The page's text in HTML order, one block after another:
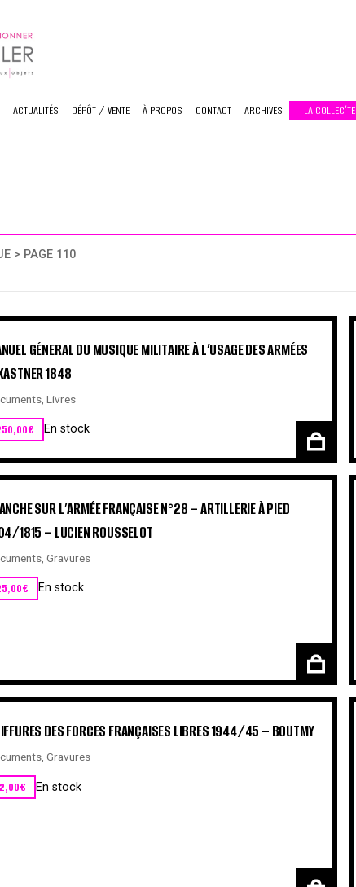
ACTUALITÉS DÉPÔT / VENTE À PROPOS CONTACT ARCHIVES LA COLLEC’TE
> PAGE 110
GÉNERAL DU MUSIQUE MILITAIRE À L’USAGE DES ARMÉES
1848
Livres
€ En stock
SUR L’ARMÉE FRANÇAISE N°28 – ARTILLERIE À PIED
1815 – LUCIEN ROUSSELOT
Gravures
€ En stock
DES FORCES FRANÇAISES LIBRES 1944/45 – BOUTMY
Gravures
€ En stock